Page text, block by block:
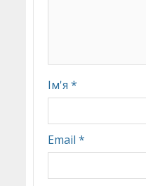
Ім'я *
Email *